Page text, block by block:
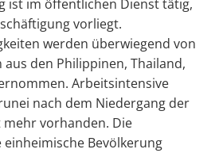
ist im öffentlichen Dienst tätig,
vorliegt.
werden überwiegend von
den Philippinen, Thailand,
Arbeitsintensive
nach dem Niedergang der
vorhanden. Die
Bevölkerung